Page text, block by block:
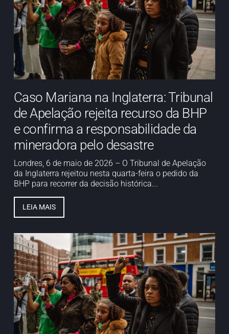
Caso Mariana na Inglaterra: Tribunal
de Apelação rejeita recurso da BHP
e confirma a responsabilidade da
mineradora pelo desastre
Londres, 6 de maio de 2026 – O Tribunal de Apelação
da Inglaterra rejeitou nesta quarta-feira o pedido da
BHP para recorrer da decisão histórica...
LEIA MAIS